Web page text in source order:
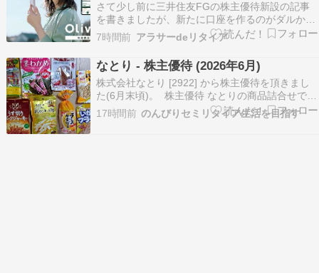
さて少し前に三井住友FGの株主優待新設の記事
を書きましたが、新たに口座を作るのがダルかっ
たので保留にしていました。 三井住友FGが絶妙
なラインをついてくる件いやー最近三井住友FG
の快進撃がすごいですね。先日Xでもポストした
ら結構伸びてました。そしてその内容というの
が、三井住友F…
7時間前 アラサーdeリタイア
なとり - 株主優待 (2026年6月)
株式会社なとり [2922] から株主優待を頂きまし
た(6月末頃)。 株主優待 なとりの商品詰合せで
す。美味しそうです。
17時間前 のんびりセミリタイア生活を目指す